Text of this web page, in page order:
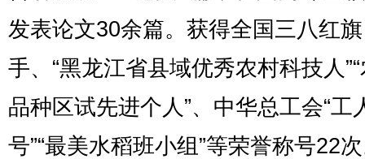
发表论文30余篇。获得全国三八红旗
手、“黑龙江省县域优秀农村科技人
品种区试先进个人”、中华总工会“工
号”“最美水稻班小组”等荣誉称号22